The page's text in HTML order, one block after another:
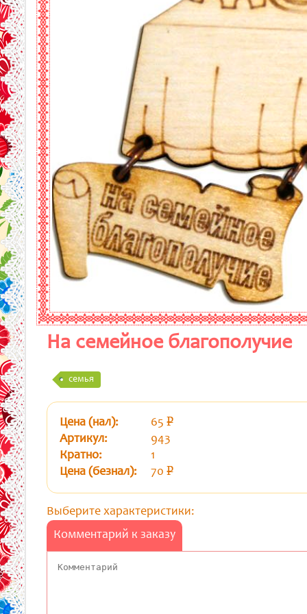
На семейное благополучие
семья
Цена (нал): 65 p
Артикул:
943
Кратно:
1
Цена (безнал):
70 p
Выберите характеристики:
Комментарий к заказу